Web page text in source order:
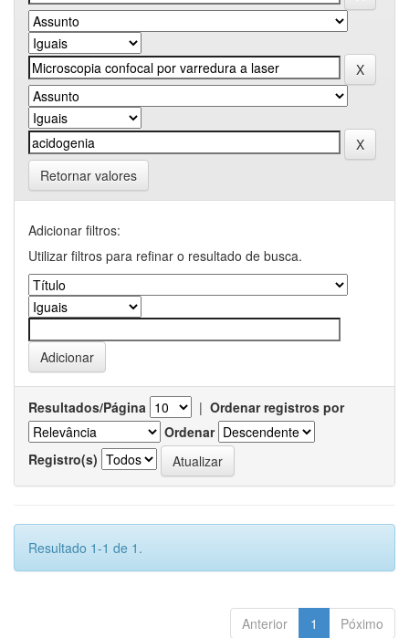
Retornar valores
Adicionar filtros:
Utilizar filtros para refinar o resultado de busca.
Resultados/Página | Ordenar registros por
Ordenar
Registro(s)
Resultado 1-1 de 1.
Anterior 1 Póximo